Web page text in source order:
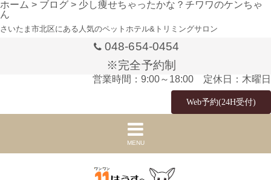
ホーム > ブログ > 少し痩せちゃったかな？チワワのケンちゃ
ん
さいたま市北区にある人気のペットホテル&トリミングサロン
048-654-0454
※完全予約制
営業時間：9:00～18:00 定休日：木曜日
Web予約(24H受付)
MENU